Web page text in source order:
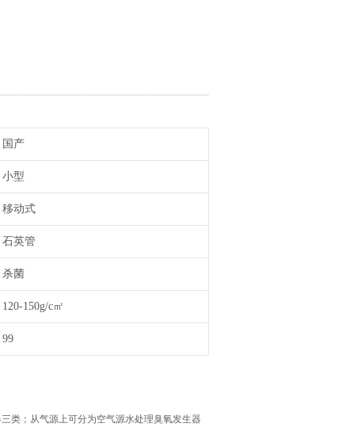
国产
小型
移动式
石英管
杀菌
120-150g/c㎡
99
类；从气源上可分为空气源水处理臭氧发生器